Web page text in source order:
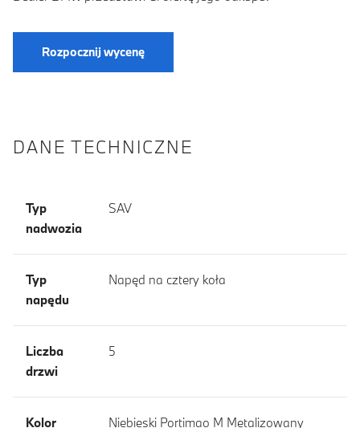
Rozpocznij wycenę
DANE TECHNICZNE
Typ
nadwozia
SAV
Typ
napędu
Napęd na cztery koła
Liczba
drzwi
5
Kolor Niebieski Portimao M Metalizowany